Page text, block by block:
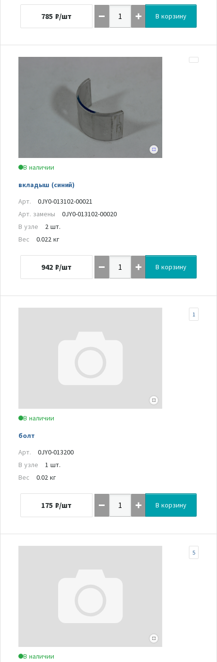
785 ₽/шт В корзину
В наличии
вкладыш (синий)
Арт.
0JY0-013102-00021
Арт. замены
0JY0-013102-00020
В узле
2 шт.
Вес
0.022 кг
942 ₽/шт В корзину
В наличии
болт
1
Арт.
0JY0-013200
В узле
1 шт.
Вес
0.02 кг
175 ₽/шт В корзину
В наличии
5